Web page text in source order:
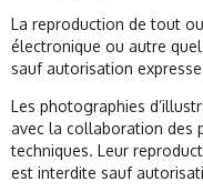
La reproduction de tout
électronique ou autre
sauf autorisation
Les photographies
avec la collaboration des
techniques. Leur
est interdite sauf